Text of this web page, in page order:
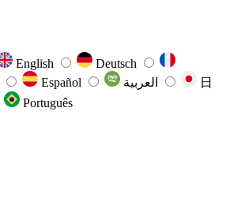
English
Deutsch
Español
日
Português